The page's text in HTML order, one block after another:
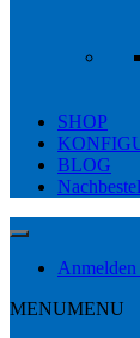
SHOP
BLOG
Anmelden
MENUMENU